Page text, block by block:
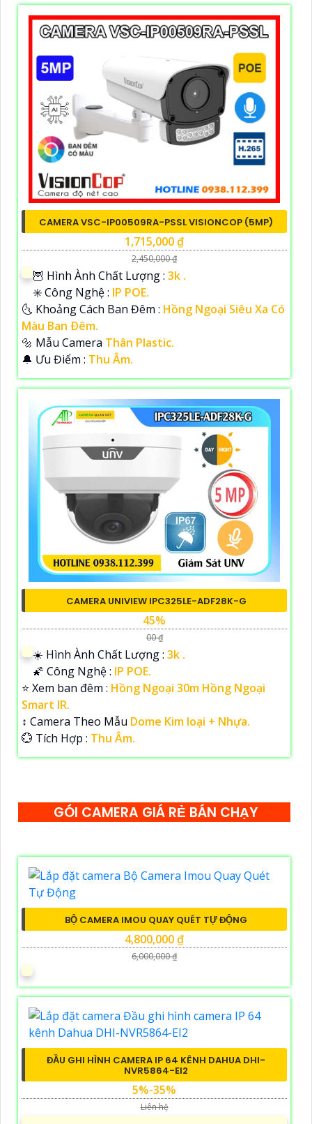
CAMERA VSC-IP00509RA-PSSL VISIONCOP (5MP)
1,715,000 ₫
2,450,000 ₫
🦉 Hình Ành Chất Lượng : 3k .
✳️ Công Nghệ : IP POE.
🌜 Khoảng Cách Ban Đêm : Hồng Ngoại Siêu Xa Có
Màu Ban Ðêm.
🔩 Mẫu Camera Thân Plastic.
️🔔 Ưu Điểm : Thu Âm.
CAMERA UNIVIEW IPC325LE-ADF28K-G
45%
00 ₫
☀️ Hình Ành Chất Lượng : 3k .
🌠 Công Nghệ : IP POE.
⭐ Xem ban đêm : Hồng Ngoại 30m Hồng Ngoại
Smart IR.
↕️ Camera Theo Mẫu Dome Kim loại + Nhựa.
️💮 Tích Hợp : Thu Âm.
GÓI CAMERA GIÁ RẺ BÁN CHẠY
BỘ CAMERA IMOU QUAY QUÉT TỰ ĐỘNG
4,800,000 ₫
6,000,000 ₫
ĐẦU GHI HÌNH CAMERA IP 64 KÊNH DAHUA DHI-
NVR5864-EI2
5%-35%
Liên hệ